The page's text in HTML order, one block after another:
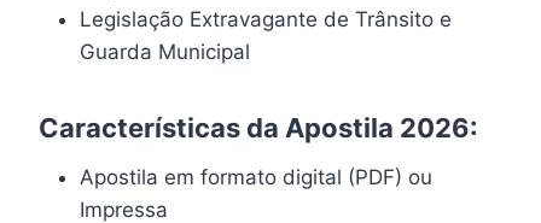
Legislação Extravagante de Trânsito e
Guarda Municipal
Características da Apostila 2026:
Apostila em formato digital (PDF) ou
Impressa